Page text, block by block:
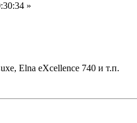
»
Elna eXcellence 740 и т.п.